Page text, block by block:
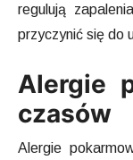
regulują
przyczynić się do
Alergie
czasów
Alergie